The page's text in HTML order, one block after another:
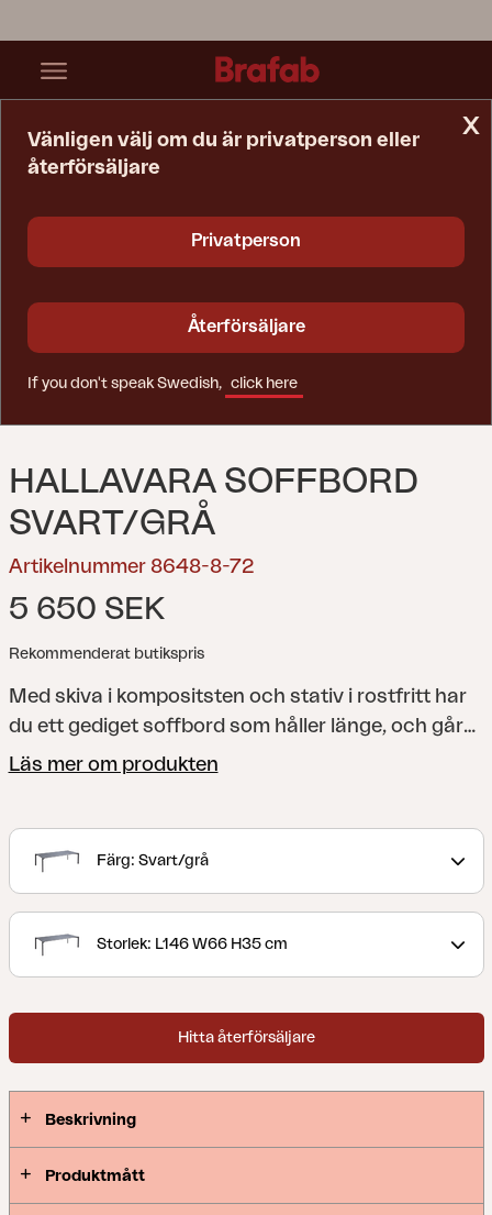
HALLAVARA SOFFBORD
SVART/GRÅ
Artikelnummer 8648-8-72
5 650 SEK
Rekommenderat butikspris
Med skiva i kompositsten och stativ i rostfritt har
du ett gediget soffbord som håller länge, och går
utmärkt att kombinera med flera olika soffgrupper.
kombinera som du vill när antalet sittplatser blir
eller uteplatsen där soffgruppen verkligen får ta
plats. Tack vare nutida design och bästa material
grönskan, med plats för många.
Läs mer om produkten
Färg: Svart/grå
Storlek: L146 W66 H35 cm
Hitta återförsäljare
Beskrivning
Produktmått
x
Vänligen välj om du är privatperson eller
återförsäljare
Privatperson
Återförsäljare
If you don't speak Swedish, click here